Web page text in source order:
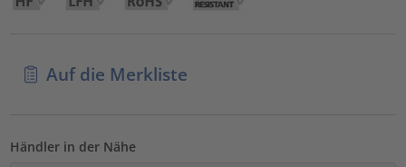
Auf die Merkliste
Händler in der Nähe